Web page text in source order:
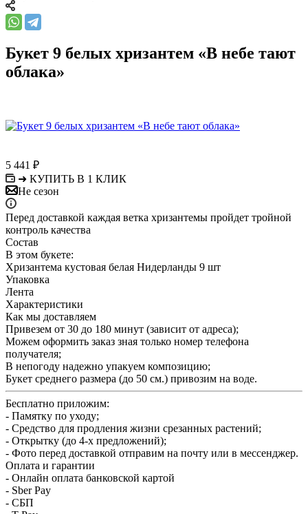
Букет 9 белых хризантем «В небе тают
облака»
5 441 ₽
➜ КУПИТЬ В 1 КЛИК
Не сезон
Перед доставкой каждая ветка хризантемы пройдет тройной
контроль качества
Состав
В этом букете:
Хризантема кустовая белая Нидерланды 9 шт
Упаковка
Лента
Характеристики
Как мы доставляем
Привезем от 30 до 180 минут (зависит от адреса);
Можем оформить заказ зная только номер телефона
получателя;
В непогоду надежно упакуем композицию;
Букет среднего размера (до 50 см.) привозим на воде.
Бесплатно приложим:
- Памятку по уходу;
- Средство для продления жизни срезанных растений;
- Открытку (до 4-х предложений);
- Фото перед доставкой отправим на почту или в мессенджер.
Оплата и гарантии
- Онлайн оплата банковской картой
- Sber Pay
- СБП